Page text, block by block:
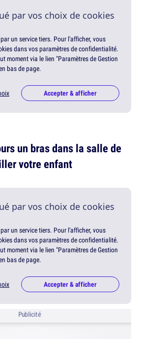
par vos choix de cookies
un service tiers. Pour l'afficher, vous
dans vos paramètres de confidentialité.
moment via le lien "Paramètres de Gestion
bas de page.
Accepter & afficher
un bras dans la salle de
votre enfant
par vos choix de cookies
un service tiers. Pour l'afficher, vous
dans vos paramètres de confidentialité.
moment via le lien "Paramètres de Gestion
bas de page.
Accepter & afficher
Publicité